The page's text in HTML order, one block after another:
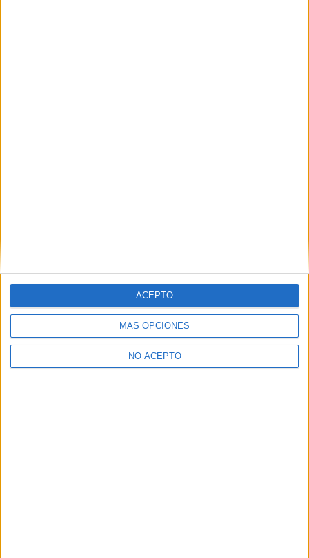
MÁS OPCIONES
NO ACEPTO
ACEPTO
Y como regalo de agradecimiento, por registrarte te daremos
gratis una copia de nuestro ebook con 100 consejos para tu
primer año de universidad